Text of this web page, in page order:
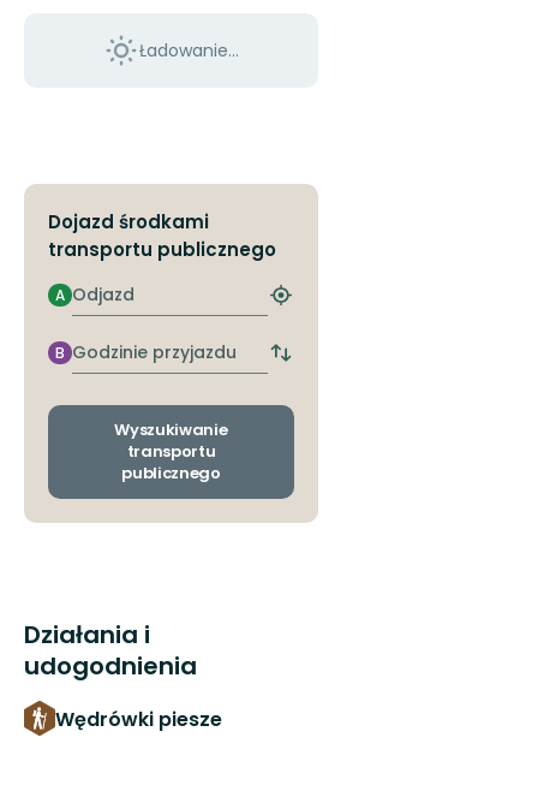
Ładowanie...
Dojazd środkami
transportu publicznego
Odjazd
A
Znajdź
przystanek
Godzinie
przyjazdu
B
Zmiana
odjazdu
Wyszukiwanie
transportu
publicznego
Działania i
udogodnienia
Wędrówki piesze